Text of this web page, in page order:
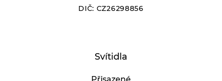
DIČ: CZ26298856
Svítidla